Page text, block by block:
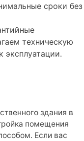
сроки без
техническую
эксплуатации.
здания в
помещения
Если вас